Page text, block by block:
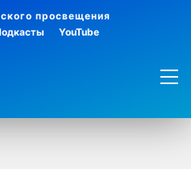
просвещения
YouTube